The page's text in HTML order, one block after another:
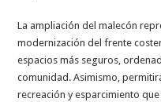
La ampliación del malecón
modernización del frente
espacios más seguros,
comunidad. Asimismo,
recreación y esparcimiento